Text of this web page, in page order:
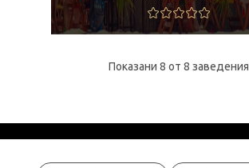
Показани 8 от 8 заведения